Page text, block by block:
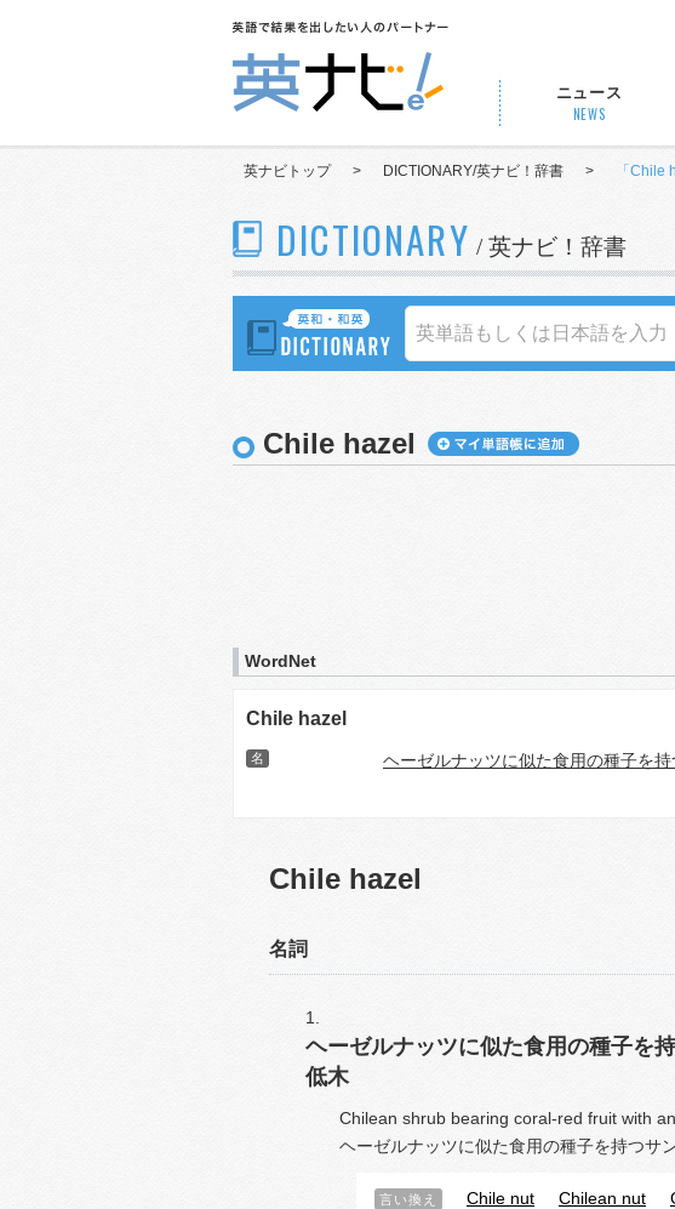
ニュース
NEWS
英ナビトップ > DICTIONARY/英ナビ！辞書 > 「Chile
DICTIONARY / 英ナビ！辞書
Chile hazel
WordNet
Chile hazel
名 ヘーゼルナッツに似た食用の種子を
Chile hazel
名詞
ヘーゼルナッツに似た食用の種子を
低木
Chilean shrub bearing coral-red fruit with
ヘーゼルナッツに似た食用の種子を持つサ
言い換え Chile nut Chilean nut